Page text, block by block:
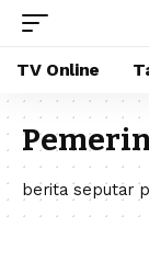
TV Online
berita seputar